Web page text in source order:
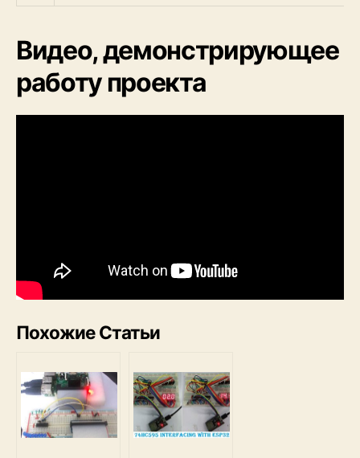
Видео, демонстрирующее
работу проекта
Похожие Статьи